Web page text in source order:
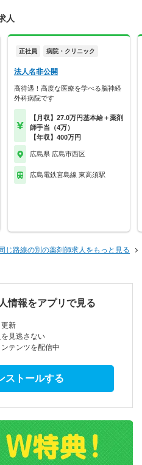
人
正社員 病院・クリニック
法人名非公開
高待遇！高度な医療を学べる脳神経
外科病院です
【月収】27.0万円基本給＋薬剤
師手当（4万）
【年収】400万円
広島県 広島市西区
広島電鉄宮島線 東高須駅
じ路線の別の薬剤師求人をもっと見る
情報をアプリで見る
新
見逃さない
テンツを配信中
ストールする